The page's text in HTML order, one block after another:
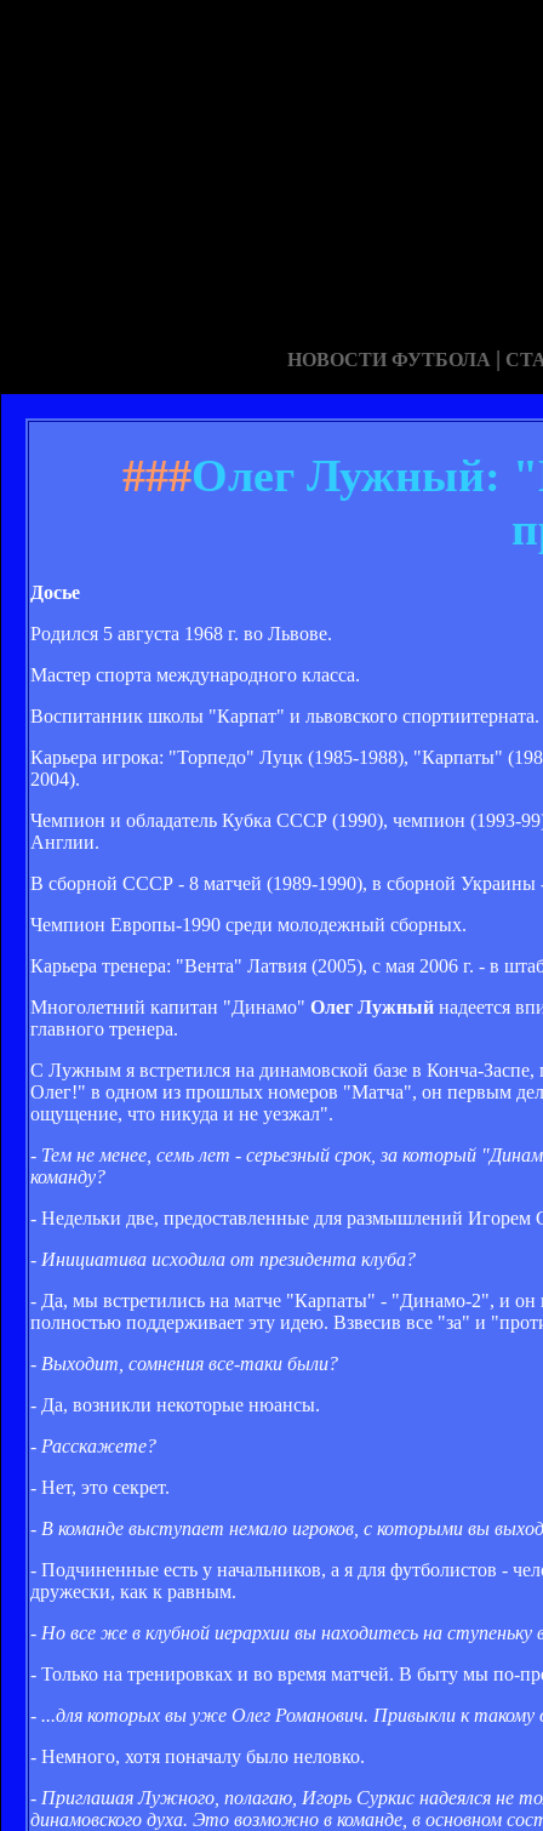
НОВОСТИ ФУТБОЛА |
###Олег Лужный:
Досье
Родился 5 августа 1968 г. во Львове.
Мастер спорта международного класса.
Воспитанник школы "Карпат" и львовского спортиитерната.
Карьера игрока: "Торпедо" Луцк (1985-1988), "Карпаты"
2004).
Чемпион и обладатель Кубка СССР (1990), чемпион (1993-
Англии.
В сборной СССР - 8 матчей (1989-1990), в сборной Украины
Чемпион Европы-1990 среди молодежный сборных.
Карьера тренера: "Вента" Латвия (2005), с мая 2006 г. - в
Многолетний капитан "Динамо" Олег Лужный надеется
главного тренера.
С Лужным я встретился на динамовской базе в Конча-
Олег!" в одном из прошлых номеров "Матча", он первым
ощущение, что никуда и не уезжал".
- Тем не менее, семь лет - серьезный срок, за который
команду?
- Недельки две, предоставленные для размышлений Игорем
- Инициатива исходила от президента клуба?
- Да, мы встретились на матче "Карпаты" - "Динамо-2", и он
полностью поддерживает эту идею. Взвесив все "за" и
- Выходит, сомнения все-таки были?
- Да, возникли некоторые нюансы.
- Расскажете?
- Нет, это секрет.
- В команде выступает немало игроков, с которыми вы
- Подчиненные есть у начальников, а я для футболистов -
дружески, как к равным.
- Но все же в клубной иерархии вы находитесь на ступеньку
- Только на тренировках и во время матчей. В быту мы по-
- ...для которых вы уже Олег Романович. Привыкли к такому
- Немного, хотя поначалу было неловко.
- Приглашая Лужного, полагаю, Игорь Суркис надеялся не
динамовского духа. Это возможно в команде, в основном